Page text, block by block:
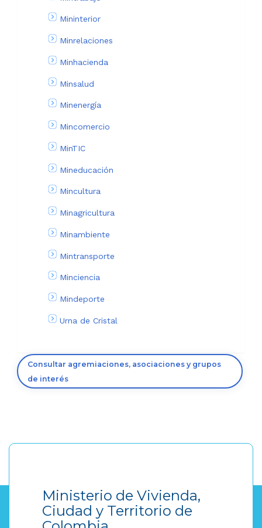
Mininterior
Minrelaciones
Minhacienda
Minsalud
Minenergía
Mincomercio
MinTIC
Mineducación
Mincultura
Minagricultura
Minambiente
Mintransporte
Minciencia
Mindeporte
Urna de Cristal
Consultar agremiaciones, asociaciones y grupos
de interés
Ministerio de Vivienda,
Ciudad y Territorio de